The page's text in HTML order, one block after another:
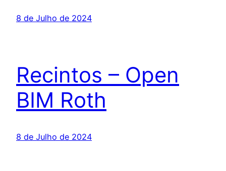
8 de Julho de 2024
Recintos – Open
BIM Roth
8 de Julho de 2024